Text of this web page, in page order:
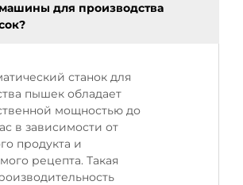
для производства
станок для
пышек обладает
мощностью до
в зависимости от
продукта и
рецепта. Такая